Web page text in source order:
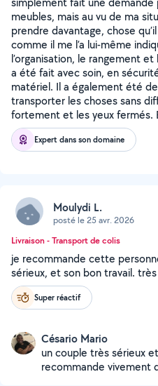
meubles, mais au vu de ma
prendre davantage, chose
comme il me l’a lui-même
l’organisation, le rangement
a été fait avec soin, en
matériel. Il a également été
transporter les choses sans
fortement et les yeux fermés.
Expert dans son domaine
Moulydi L.
posté le 25 avr. 2026
Livraison - Transport de colis
je recommande cette
sérieux, et son bon travail. très
Super réactif
Césario Mario
un couple très sérieux
recommande vivement